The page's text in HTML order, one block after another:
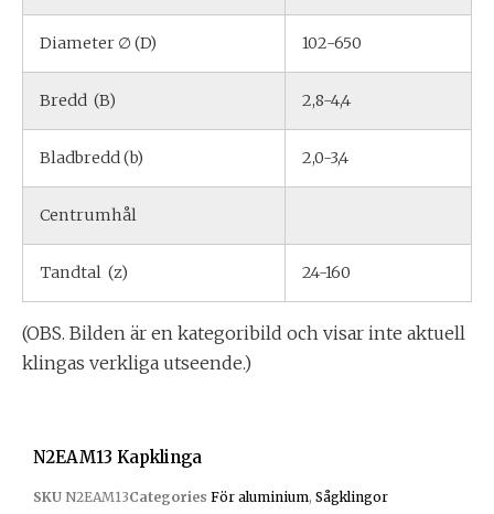
Diameter ∅ (D) 102-650
Bredd (B) 2,8-4,4
Bladbredd (b) 2,0-3,4
Centrumhål
Tandtal (z) 24-160
(OBS. Bilden är en kategoribild och visar inte aktuell
klingas verkliga utseende.)
N2EAM13 Kapklinga
SKU N2EAM13Categories För aluminium, Sågklingor